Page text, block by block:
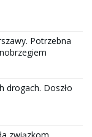
Potrzebna
drogach. Doszło